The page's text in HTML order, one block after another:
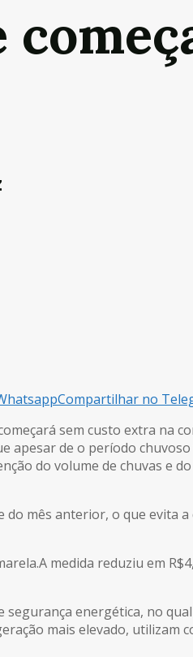
Compartilhar no
sem custo extra na
apesar de o período
do volume de chuvas e
mês anterior, o que evita
medida reduziu em
energética, no
mais elevado, utilizam